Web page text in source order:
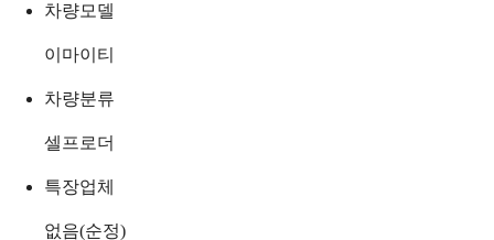
차량모델
이마이티
차량분류
셀프로더
특장업체
없음(순정)